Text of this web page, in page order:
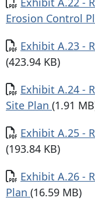
Erosion Control
Documento
Exhibit A.23 -
(423.94 KB)
Documento
Exhibit A.24 -
Site Plan (1.91
Documento
Exhibit A.25 -
(193.84 KB)
Documento
Exhibit A.26 -
Plan (16.59 MB)